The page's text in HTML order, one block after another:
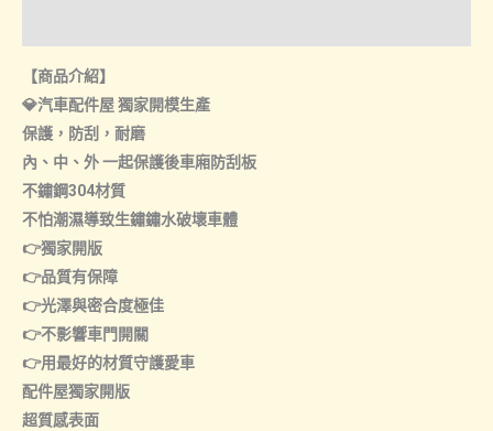
置
中
置
外
置
數
量
【商品介紹】
💎汽車配件屋 獨家開模生產
保護，防刮，耐磨
內、中、外 一起保護後車廂防刮板
不鏽鋼304材質
不怕潮濕導致生鏽鏽水破壞車體
👉獨家開版
👉品質有保障
👉光澤與密合度極佳
👉不影響車門開關
👉用最好的材質守護愛車
配件屋獨家開版
超質感表面